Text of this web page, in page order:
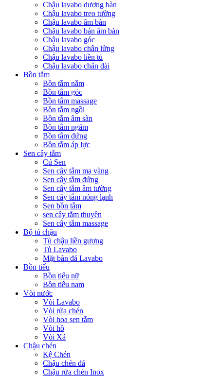
Chậu lavabo dương bàn
Chậu lavabo treo tường
Chậu lavabo âm bàn
Chậu lavabo bán âm bàn
Chậu lavabo góc
Chậu lavabo chân lửng
Chậu lavabo liền tủ
Chậu lavabo chân dài
Bồn tắm
Bồn tắm nằm
Bồn tắm góc
Bồn tắm massage
Bồn tắm ngồi
Bồn tắm âm sàn
Bồn tắm ngâm
Bồn tắm đứng
Bồn tắm áp lực
Sen cây tắm
Củ Sen
Sen cây tắm mạ vàng
Sen cây tắm đứng
Sen cây tắm âm tường
Sen cây tắm nóng lạnh
Sen bồn tắm
sen cây tắm thuyền
Sen cây tắm massage
Bộ tủ chậu
Tủ chậu liền gương
Tủ Lavabo
Mặt bàn đá Lavabo
Bồn tiểu
Bồn tiểu nữ
Bồn tiểu nam
Vòi nước
Vòi Lavabo
Vòi rửa chén
Vòi hoa sen tắm
Vòi hồ
Vòi Xả
Chậu chén
Kệ Chén
Chậu chén đá
Chậu rửa chén Inox